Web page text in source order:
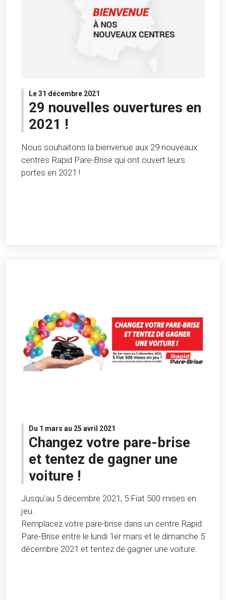
Le 31 décembre 2021
29 nouvelles ouvertures en
2021 !
Nous souhaitons la bienvenue aux 29 nouveaux
centres Rapid Pare-Brise qui ont ouvert leurs
portes en 2021 !
Du 1 mars au 25 avril 2021
Changez votre pare-brise
et tentez de gagner une
voiture !
Jusqu'au 5 décembre 2021, 5 Fiat 500 mises en
jeu.
Remplacez votre pare-brise dans un centre Rapid
Pare-Brise entre le lundi 1er mars et le dimanche 5
décembre 2021 et tentez de gagner une voiture.